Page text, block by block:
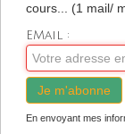
Nos semis
graines de
nos propres
cours... (1 mail/
EMail :
Je m'abonne
En envoyant mes